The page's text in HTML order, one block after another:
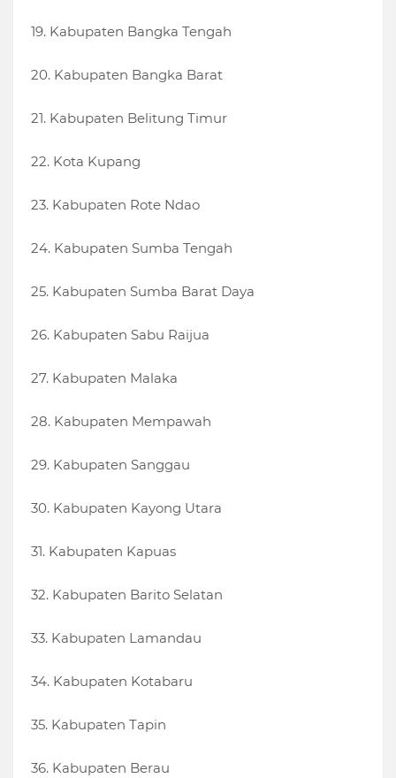
19. Kabupaten Bangka Tengah
20. Kabupaten Bangka Barat
21. Kabupaten Belitung Timur
22. Kota Kupang
23. Kabupaten Rote Ndao
24. Kabupaten Sumba Tengah
25. Kabupaten Sumba Barat Daya
26. Kabupaten Sabu Raijua
27. Kabupaten Malaka
28. Kabupaten Mempawah
29. Kabupaten Sanggau
30. Kabupaten Kayong Utara
31. Kabupaten Kapuas
32. Kabupaten Barito Selatan
33. Kabupaten Lamandau
34. Kabupaten Kotabaru
35. Kabupaten Tapin
36. Kabupaten Berau